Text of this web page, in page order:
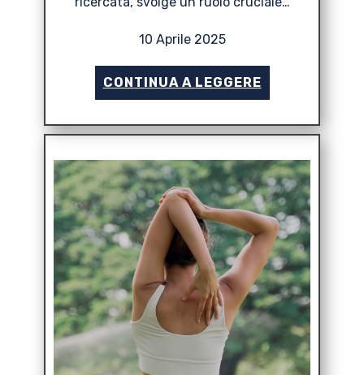
10 Aprile 2025
CONTINUA A LEGGERE